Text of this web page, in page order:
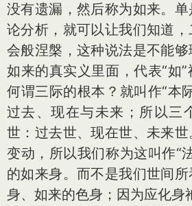
没有遗漏，然后称为如来。
论分析，就可以让我们知道
会般涅槃，这种说法是不能
如来的真实义里面，代表“如”
何谓三际的根本？就叫作“本
过去、现在与未来；所以三
世：过去世、现在世、未来
变动，所以我们称为这叫作“
的如来身。而不是我们世间
身、如来的色身；因为应化身